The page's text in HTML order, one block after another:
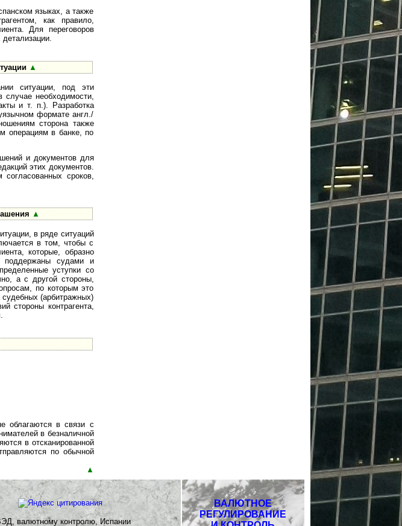
языках, а также
как правило,
Для переговоров
▲
ситуации, под эти
случае необходимости,
и т. п.). Разработка
формате англ./
сторона также
операциям в банке, по
и документов для
этих документов.
сроков,
▲
в ряде ситуаций
в том, чтобы с
которые, образно
поддержаны судами и
уступки со
а с другой стороны,
по которым это
судебных (арбитражных)
стороны контрагента,
облагаются в связи с
в безналичной
в отсканированной
по обычной
▲
валютному контролю, Испании
ВАЛЮТНОЕ
РЕГУЛИРОВАНИЕ